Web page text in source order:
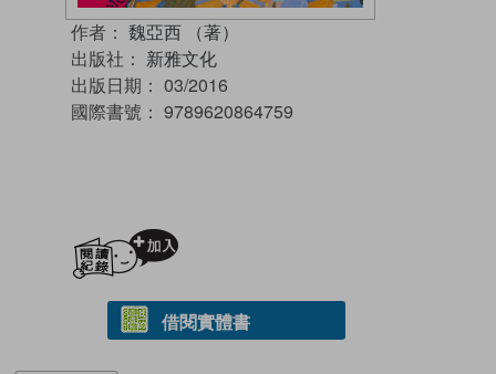
作者： 魏亞西 （著）
出版社： 新雅文化
出版日期： 03/2016
國際書號： 9789620864759
借閱實體書